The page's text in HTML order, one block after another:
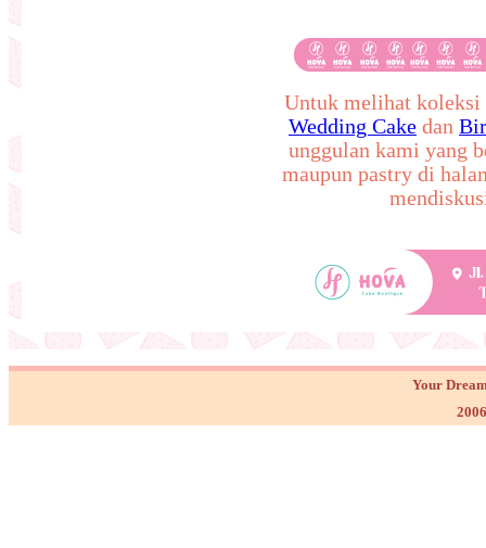
Untuk melihat
Wedding Cake dan
unggulan kami yang
maupun pastry di
Your